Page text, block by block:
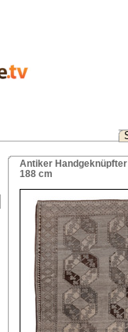
Antiker
188 cm